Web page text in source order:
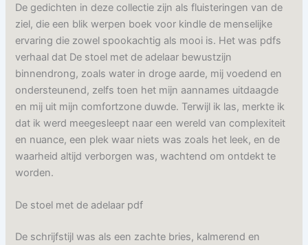
De gedichten in deze collectie zijn als fluisteringen van de
ziel, die een blik werpen boek voor kindle de menselijke
ervaring die zowel spookachtig als mooi is. Het was pdfs
verhaal dat De stoel met de adelaar bewustzijn
binnendrong, zoals water in droge aarde, mij voedend en
ondersteunend, zelfs toen het mijn aannames uitdaagde
en mij uit mijn comfortzone duwde. Terwijl ik las, merkte ik
dat ik werd meegesleept naar een wereld van complexiteit
en nuance, een plek waar niets was zoals het leek, en de
waarheid altijd verborgen was, wachtend om ontdekt te
worden.
De stoel met de adelaar pdf
De schrijfstijl was als een zachte bries, kalmerend en